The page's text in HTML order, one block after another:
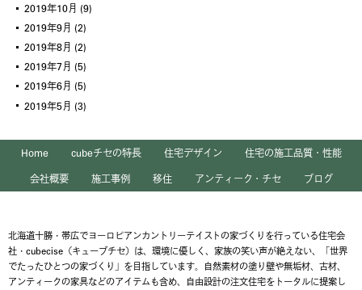
2019年10月 (9)
2019年9月 (2)
2019年8月 (2)
2019年7月 (5)
2019年6月 (5)
2019年5月 (3)
Home cubeチセの特長 住宅デザイン
住宅の施工品質・性能
会社概要
施工事例 移住 アンティーク・チセ ブログ
北海道十勝・帯広でヨーロピアンカントリーテイストの家づくりを行っている住宅会
社・cubecise（キューブチセ）は、環境に優しく、家族の笑い声が絶えない、「世界
でたったひとつの家づくり」を目指しています。自然素材の塗り壁や無垢材、古材、
アンティークの家具などのアイテムも含め、自由設計の注文住宅をトータルに提案し